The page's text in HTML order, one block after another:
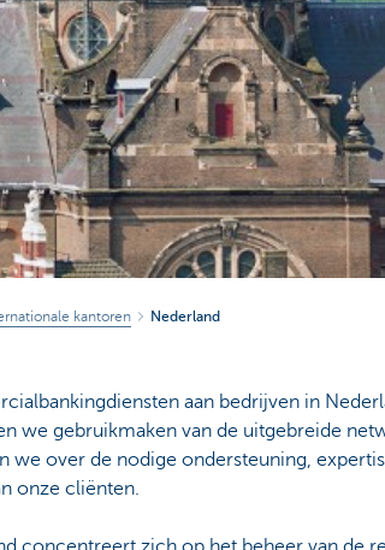
kantoren Nederland
aan bedrijven in
we gebruikmaken van de uitgebreide
we over de nodige ondersteuning,
onze cliënten.